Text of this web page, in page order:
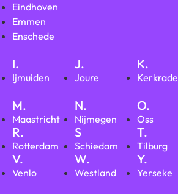
Eindhoven
Emmen
Enschede
I.
Ijmuiden
J.
Joure
K.
Kerkrade
M.
Maastricht
N.
Nijmegen
O.
Oss
R.
Rotterdam
S
Schiedam
T.
Tilburg
V.
Venlo
W.
Westland
Y.
Yerseke